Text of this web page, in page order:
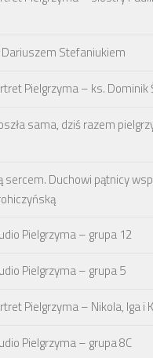
Stefaniukiem
Pielgrzyma – ks. Dominik
sama, dziś razem
sercem. Duchowi pątnicy
Pielgrzyma – grupa 12
Pielgrzyma – grupa 5
Pielgrzyma – Nikola, Iga i
Pielgrzyma – grupa 8C